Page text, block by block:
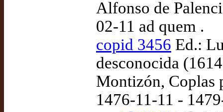
Alfonso de
02-11 ad quem .
copid 3456 Ed.:
desconocida
Montizón, Coplas
1476-11-11 -